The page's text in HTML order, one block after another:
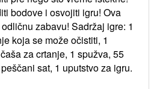
bodove i osvojiti igru! Ova
zabavu! Sadržaj igre: 1
koja se može očistiti, 1
za crtanje, 1 spužva, 55
sat, 1 uputstvo za igru.